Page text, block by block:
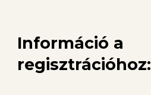
Információ a
regisztrációhoz: